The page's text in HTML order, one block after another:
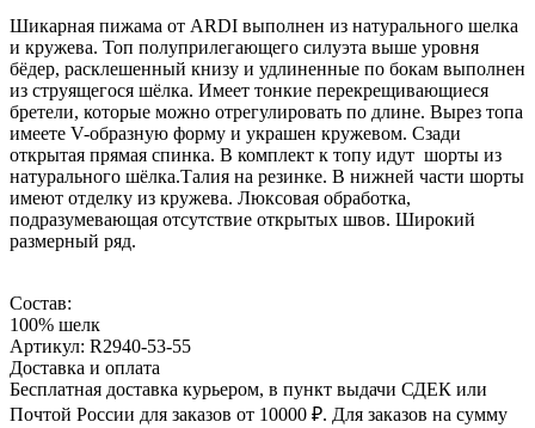
Шикарная пижама от ARDI выполнен из натурального шелка
и кружева. Топ полуприлегающего силуэта выше уровня
бёдер, расклешенный книзу и удлиненные по бокам выполнен
из струящегося шёлка. Имеет тонкие перекрещивающиеся
бретели, которые можно отрегулировать по длине. Вырез топа
имеете V-образную форму и украшен кружевом. Сзади
открытая прямая спинка. В комплект к топу идут шорты из
натурального шёлка.Талия на резинке. В нижней части шорты
имеют отделку из кружева. Люксовая обработка,
подразумевающая отсутствие открытых швов. Широкий
размерный ряд.
Состав:
100% шелк
Артикул: R2940-53-55
Доставка и оплата
Бесплатная доставка курьером, в пункт выдачи СДЕК или
Почтой России для заказов от 10000 ₽. Для заказов на сумму